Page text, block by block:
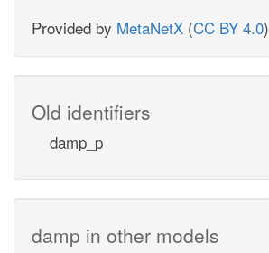
Provided by MetaNetX (CC BY 4.0)
Old identifiers
damp_p
damp in other models